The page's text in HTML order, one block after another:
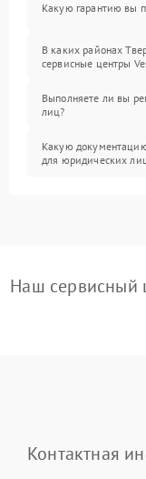
Какую гарантию вы
В каких районах
сервисные центры
Выполняете ли вы
лиц?
Какую
для юридических
Наш сервисный
Контактная